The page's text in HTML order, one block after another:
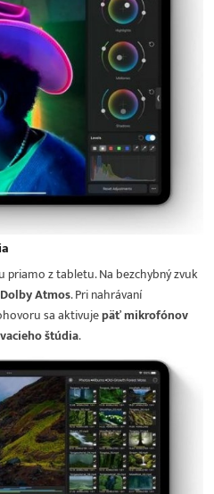
z tabletu. Na bezchybný zvuk
Atmos. Pri nahrávaní
sa aktivujepäť mikrofónov
štúdia.